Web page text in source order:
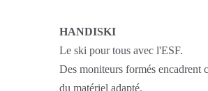
HANDISKI
Le ski pour tous avec l'ESF.
Des moniteurs formés encadrent
du matériel adapté.